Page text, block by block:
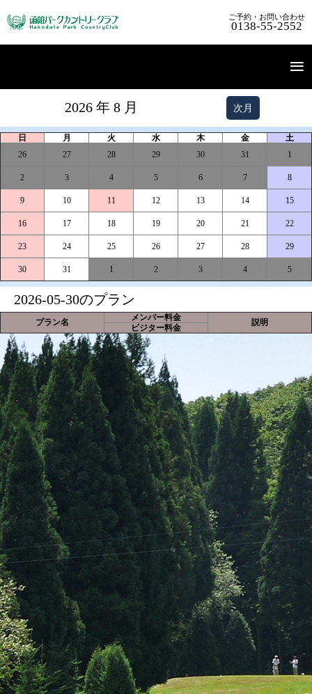
ご予約・お問い合わせ
0138-55-2552
アクセス
English
2026 年 8 月 次月
日 月 火 水 木 金
土
26
27 28 29 30 31 1
2 3 4 5 6 7 8
9 10 11 12 13 14 15
16 17 18 19 20 21 22
23 24 25 26 27 28 29
30 31 1 2 3 4 5
2026-05-30のプラン
プラン名 メンバー料金 説明
ビジター料金